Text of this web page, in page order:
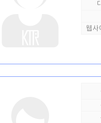
웹사